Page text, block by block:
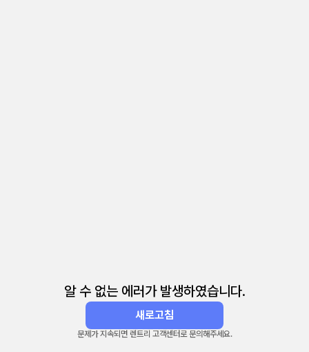
알 수 없는 에러가 발생하였습니다.
새로고침
문제가 지속되면 렌트리 고객센터로 문의해주세요.